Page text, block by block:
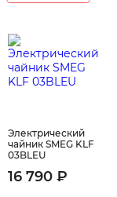
Электрический
чайник SMEG KLF
03BLEU
16 790 ₽